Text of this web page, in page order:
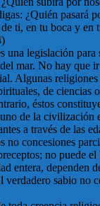
¿Quién pasará
ti, en tu boca y
una legislación
mar. No hay que
Algunas
de
éstos
de la civilización
a través de las
no concesiones
no puede
entera, dependen
verdadero sabio